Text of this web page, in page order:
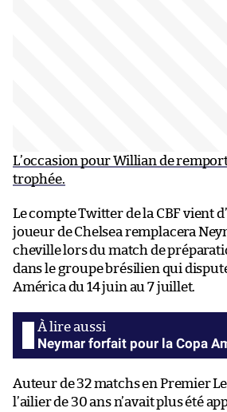
L’occasion pour Willian de
trophée.
Le compte Twitter de la CBF vient
joueur de Chelsea remplacera
cheville lors du match de
dans le groupe brésilien qui
América du 14 juin au 7 juillet.
Neymar forfait pour la Copa
Auteur de 32 matchs en Premier
l’ailier de 30 ans n’avait plus été